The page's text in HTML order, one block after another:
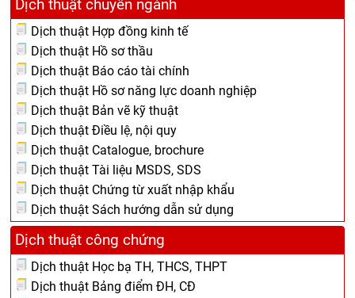
Dịch thuật chuyên ngành
Dịch thuật Hợp đồng kinh tế
Dịch thuật Hồ sơ thầu
Dịch thuật Báo cáo tài chính
Dịch thuật Hồ sơ năng lực doanh nghiệp
Dịch thuật Bản vẽ kỹ thuật
Dịch thuật Điều lệ, nội quy
Dịch thuật Catalogue, brochure
Dịch thuật Tài liệu MSDS, SDS
Dịch thuật Chứng từ xuất nhập khẩu
Dịch thuật Sách hướng dẫn sử dụng
Dịch thuật công chứng
Dịch thuật Học bạ TH, THCS, THPT
Dịch thuật Bảng điểm ĐH, CĐ